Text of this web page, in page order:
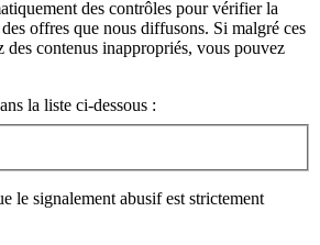
des contrôles pour vérifier la
offres que nous diffusons. Si malgré ces
des contenus inappropriés, vous pouvez
la liste ci-dessous :
le signalement abusif est strictement